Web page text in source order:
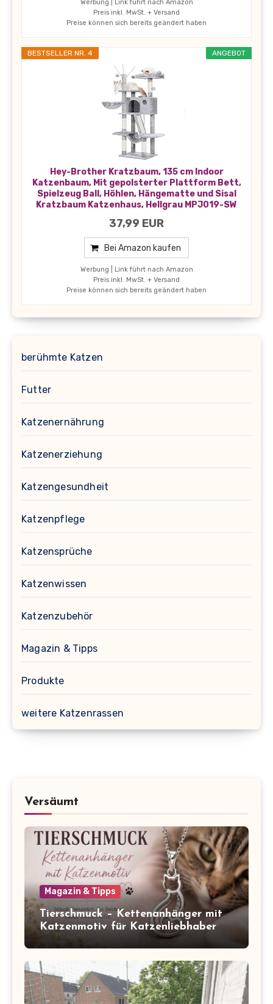
Werbung | Link führt nach Amazon
Preis inkl. MwSt. + Versand
Preise können sich bereits geändert haben
ANGEBOT
BESTSELLER NR. 4
Hey-Brother Kratzbaum, 135 cm Indoor
Katzenbaum, Mit gepolsterter Plattform Bett,
Spielzeug Ball, Höhlen, Hängematte und Sisal
Kratzbaum Katzenhaus, Hellgrau MPJ019-SW
37,99 EUR
Bei Amazon kaufen
Werbung | Link führt nach Amazon
Preis inkl. MwSt. + Versand
Preise können sich bereits geändert haben
berühmte Katzen
Futter
Katzenernährung
Katzenerziehung
Katzengesundheit
Katzenpflege
Katzensprüche
Katzenwissen
Katzenzubehör
Magazin & Tipps
Produkte
weitere Katzenrassen
Versäumt
Magazin & Tipps
Tierschmuck – Kettenanhänger mit
Katzenmotiv für Katzenliebhaber